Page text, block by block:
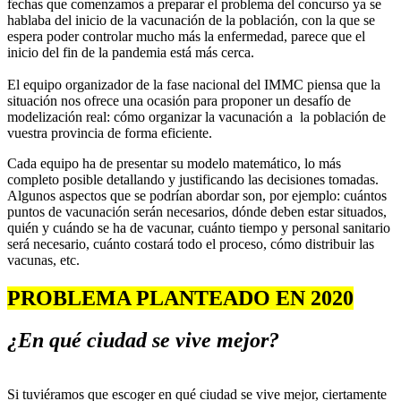
fechas que comenzamos a preparar el problema del concurso ya se
hablaba del inicio de la vacunación de la población, con la que se
espera poder controlar mucho más la enfermedad, parece que el
inicio del fin de la pandemia está más cerca.
El equipo organizador de la fase nacional del IMMC piensa que la
situación nos ofrece una ocasión para proponer un desafío de
modelización real: cómo organizar la vacunación a la población de
vuestra provincia de forma eficiente.
Cada equipo ha de presentar su modelo matemático, lo más
completo posible detallando y justificando las decisiones tomadas.
Algunos aspectos que se podrían abordar son, por ejemplo: cuántos
puntos de vacunación serán necesarios, dónde deben estar situados,
quién y cuándo se ha de vacunar, cuánto tiempo y personal sanitario
será necesario, cuánto costará todo el proceso, cómo distribuir las
vacunas, etc.
PROBLEMA PLANTEADO EN 2020
¿En qué ciudad se vive mejor?
Si tuviéramos que escoger en qué ciudad se vive mejor, ciertamente